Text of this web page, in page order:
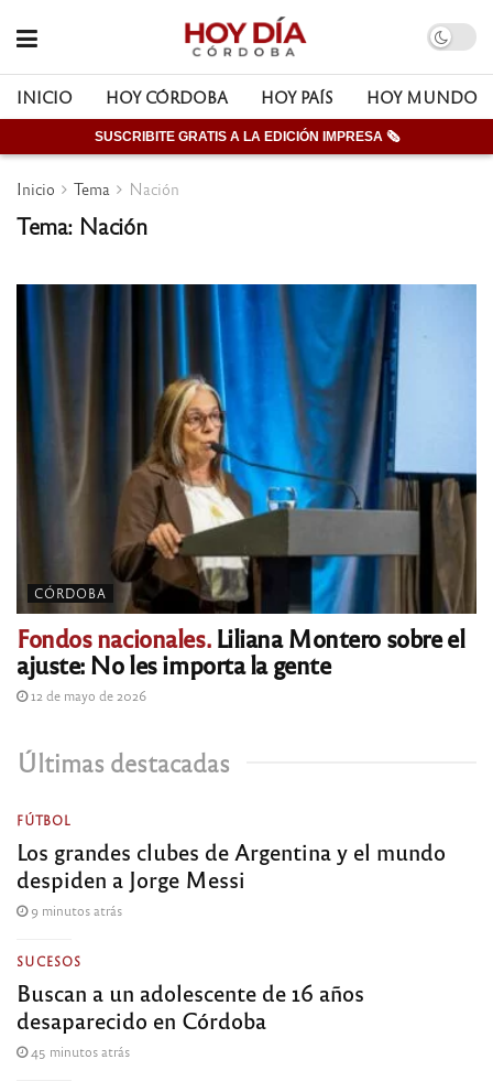
INICIO HOY CÓRDOBA HOY PAÍS HOY MUNDO
SUSCRIBITE GRATIS A LA EDICIÓN IMPRESA 🗞
Inicio Tema Nación
Tema: Nación
CÓRDOBA
Fondos nacionales.Liliana Montero sobre el
ajuste: No les importa la gente
12 de mayo de 2026
Últimas destacadas
FÚTBOL
Los grandes clubes de Argentina y el mundo
despiden a Jorge Messi
9 minutos atrás
SUCESOS
Buscan a un adolescente de 16 años
desaparecido en Córdoba
45 minutos atrás